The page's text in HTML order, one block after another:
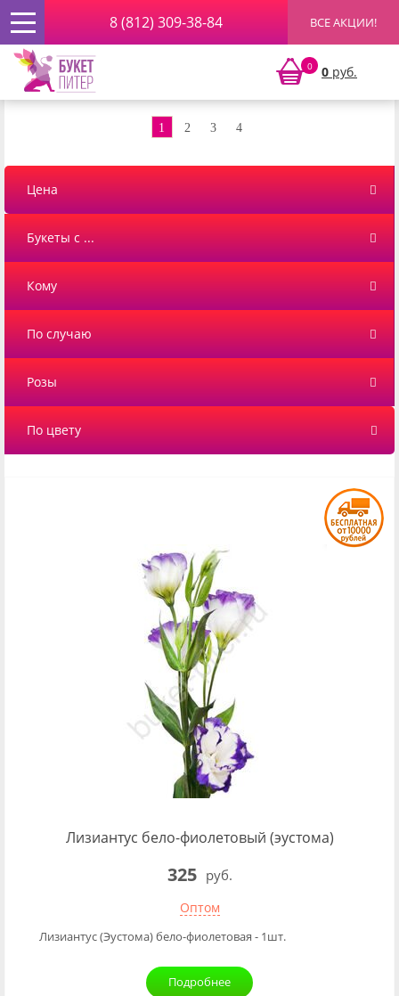
ВСЕ АКЦИИ!
8 (812) 309-38-84
0 0 руб.
Главная » Лизиантус (Эустома)
Лизиантус (Эустома)
1 2 3 4
Цена
Букеты с ...
Кому
По случаю
Розы
По цвету
Лизиантус бело-фиолетовый (эустома)
325 руб.
Оптом
Лизиантус (Эустома) бело-фиолетовая - 1шт.
Подробнее